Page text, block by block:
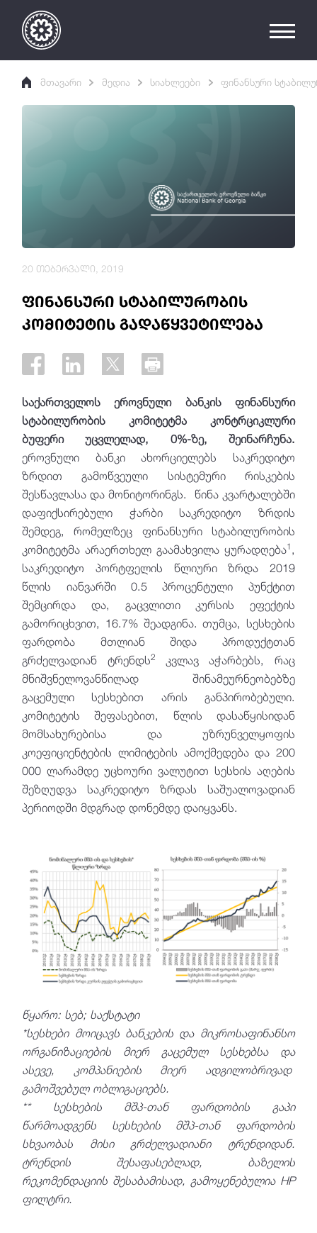
მთავარი მედია სიახლეები ფინანსური
ფინანსური სტაბილურობის
კომიტეტის გადაწყვეტილება
20 თებერვალი, 2019
საქართველოს ეროვნული ბანკის ფინანსური
სტაბილურობის კომიტეტმა კონტრციკლური
ბუფერი უცვლელად, 0%-ზე, შეინარჩუნა.
ეროვნული ბანკი ახორციელებს საკრედიტო
ზრდით გამოწვეული სისტემური რისკების
შესწავლასა და მონიტორინგს. წინა კვარტალებში
დაფიქსირებული ჭარბი საკრედიტო ზრდის
შემდეგ, რომელზეც ფინანსური სტაბილურობის
კომიტეტმა არაერთხელ გაამახვილა ყურადღება1 ,
საკრედიტო პორტფელის წლიური ზრდა 2019
წლის იანვარში 0.5 პროცენტული პუნქტით
შემცირდა და, გაცვლითი კურსის ეფექტის
გამორიცხვით, 16.7% შეადგინა. თუმცა, სესხების
ფარდობა მთლიან შიდა პროდუქტთან
გრძელვადიან ტრენდს2
კვლავ აჭარბებს, რაც
მნიშვნელოვანწილად შინამეურნეობებზე
გაცემული სესხებით არის განპირობებული.
კომიტეტის შეფასებით, წლის დასაწყისიდან
მომსახურებისა და უზრუნველყოფის
კოეფიციენტების ლიმიტების ამოქმედება და 200
000 ლარამდე უცხოური ვალუტით სესხის აღების
შეზღუდვა საკრედიტო ზრდას საშუალოვადიან
პერიოდში მდგრად დონემდე დაიყვანს.
წყარო: სებ; საქსტატი
*სესხები მოიცავს ბანკების და მიკროსაფინანსო
ორგანიზაციების მიერ გაცემულ სესხებსა და
ასევე, კომპანიების მიერ ადგილობრივად
გამოშვებულ ობლიგაციებს.
** სესხების მშპ-თან ფარდობის გაპი
წარმოადგენს სესხების მშპ-თან ფარდობის
სხვაობას მისი გრძელვადიანი ტრენდიდან.
ტრენდის შესაფასებლად, ბაზელის
რეკომენდაციის შესაბამისად, გამოყენებულია HP
ფილტრი.